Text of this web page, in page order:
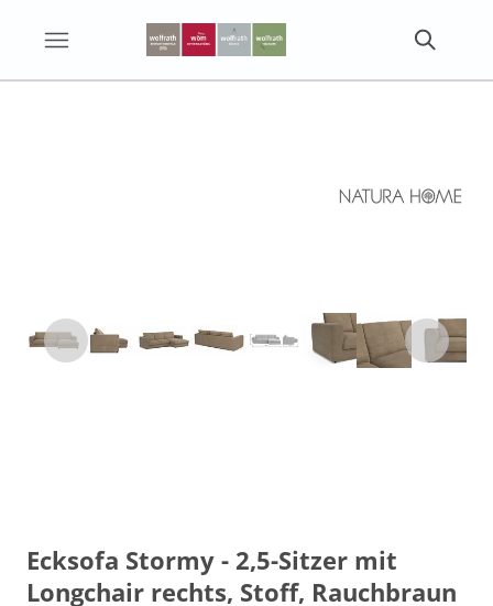
Ecksofa Stormy - 2,5-Sitzer mit
Longchair rechts, Stoff, Rauchbraun